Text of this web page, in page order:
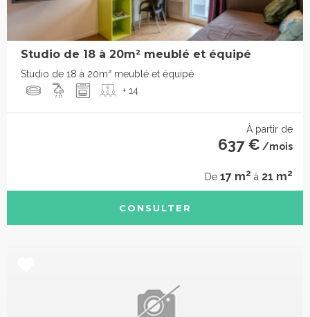
Studio de 18 à 20m² meublé et équipé
Studio de 18 à 20m² meublé et équipé
+ 14
À partir de
637 € /mois
De 17 m2 à 21 m2
CONSULTER